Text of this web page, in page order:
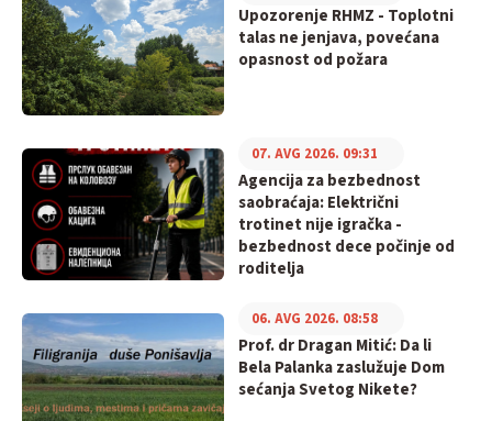
Upozorenje RHMZ - Toplotni
talas ne jenjava, povećana
opasnost od požara
Agencija za bezbednost
saobraćaja: Električni
trotinet nije igračka -
bezbednost dece počinje od
roditelja
07. AVG 2026. 09:31
Prof. dr Dragan Mitić: Da li
Bela Palanka zaslužuje Dom
sećanja Svetog Nikete?
06. AVG 2026. 08:58